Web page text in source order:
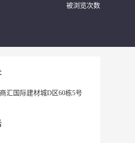
被浏览次数
汇国际建材城D区60栋5号